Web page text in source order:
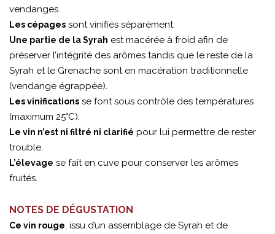
vendanges.
Les cépages sont vinifiés séparément.
Une partie de la Syrah est macérée à froid afin de
préserver l’intégrité des arômes tandis que le reste de la
Syrah et le Grenache sont en macération traditionnelle
(vendange égrappée).
Les vinifications se font sous contrôle des températures
(maximum 25°C).
Le vin n’est ni filtré ni clarifié pour lui permettre de rester
trouble.
L’élevage se fait en cuve pour conserver les arômes
fruités.
NOTES DE DÉGUSTATION
Ce vin rouge, issu d’un assemblage de Syrah et de